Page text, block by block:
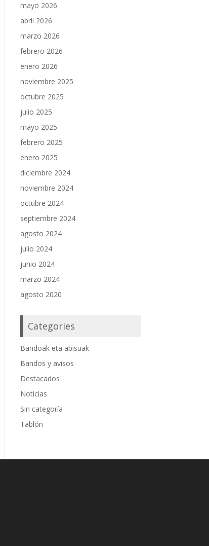
mayo 2026
abril 2026
marzo 2026
febrero 2026
enero 2026
noviembre 2025
octubre 2025
julio 2025
mayo 2025
febrero 2025
enero 2025
diciembre 2024
noviembre 2024
octubre 2024
septiembre 2024
agosto 2024
julio 2024
junio 2024
marzo 2024
agosto 2020
Categories
Bandoak eta abisuak
Bandos y avisos
Destacados
Noticias
Sin categoría
Tablón